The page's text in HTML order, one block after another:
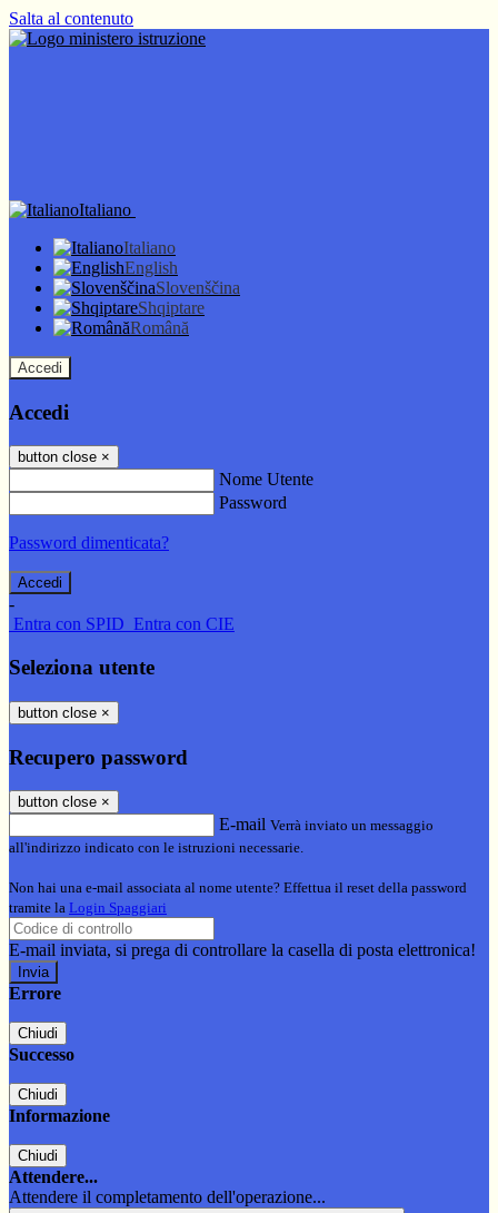
Salta al contenuto
Italiano
Italiano
English
Slovenščina
Shqiptare
Română
Accedi
Accedi
button close ×
Nome Utente
Password
Password dimenticata?
-
Entra con SPID Entra con CIE
Seleziona utente
button close ×
Recupero password
button close ×
E-mail Verrà inviato un messaggio
all'indirizzo indicato con le istruzioni necessarie.
Non hai una e-mail associata al nome utente? Effettua il reset della password
tramite la Login Spaggiari
E-mail inviata, si prega di controllare la casella di posta elettronica!
Errore
Chiudi
Successo
Chiudi
Informazione
Chiudi
Attendere...
Attendere il completamento dell'operazione...